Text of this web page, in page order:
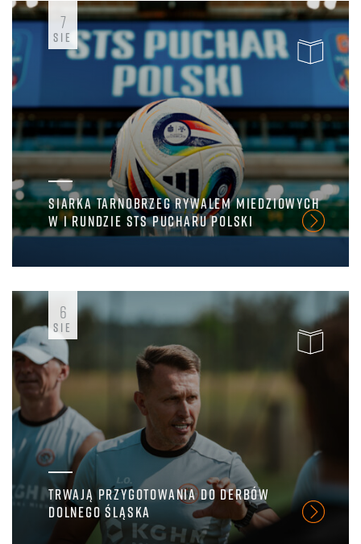
SIARKA TARNOBRZEG RYWALEM MIEDZIOWYCH
W I RUNDZIE STS PUCHARU POLSKI
7
SIE
TRWAJĄ PRZYGOTOWANIA DO DERBÓW
DOLNEGO ŚLĄSKA
6
SIE